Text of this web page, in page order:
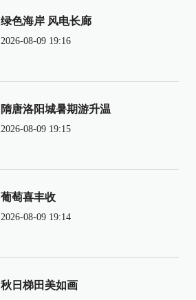
绿色海岸 风电长廊
2026-08-09 19:16
隋唐洛阳城暑期游升温
2026-08-09 19:15
葡萄喜丰收
2026-08-09 19:14
秋日梯田美如画